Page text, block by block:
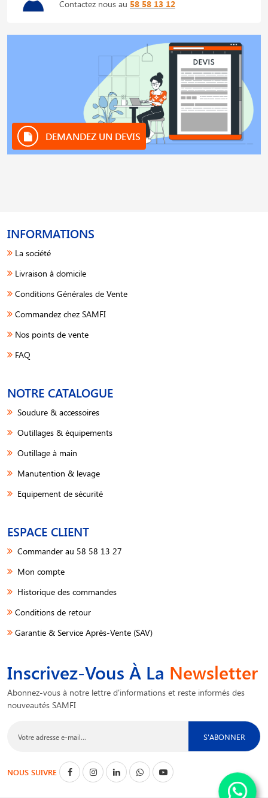
Contactez nous au 58 58 13 12
DEMANDEZ UN DEVIS
INFORMATIONS
La société
Livraison à domicile
Conditions Générales de Vente
Commandez chez SAMFI
Nos points de vente
FAQ
NOTRE CATALOGUE
Soudure & accessoires
Outillages & équipements
Outillage à main
Manutention & levage
Equipement de sécurité
ESPACE CLIENT
Commander au 58 58 13 27
Mon compte
Historique des commandes
Conditions de retour
Garantie & Service Après-Vente (SAV)
Inscrivez-Vous À La Newsletter
Abonnez-vous à notre lettre d'informations et reste informés des
nouveautés SAMFI
S'ABONNER
NOUS SUIVRE